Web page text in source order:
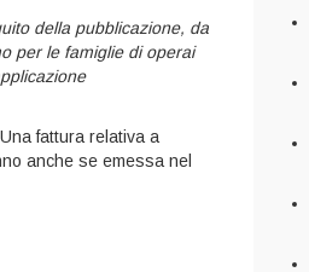
della pubblicazione, da
per le famiglie di operai
Una fattura relativa a
anche se emessa nel